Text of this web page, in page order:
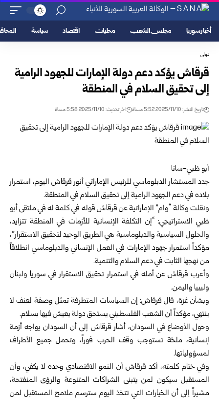
أخبار سوريا مجلس الشعب محليات اقتصاد سياسة
دولي
قرقاش يؤكد دعم دولة الإمارات للجهود الرامية
إلى تحقيق السلام في المنطقة
تاريخ النشر: 2025/11/10 5:52 مساءً اخر تحديث: 2025/11/10 5:58 مساءً
أبو ظبي-سانا
جدد المستشار الدبلوماسي للرئيس الإماراتي أنور قرقاش اليوم، استمرار
بلاده في دعم الجهود الرامية إلى تحقيق السلام في المنطقة.
ونقلت وكالة “وام” الإماراتية عن قرقاش قوله في كلمة له في ملتقى أبو
ظبي الاستراتيجي: “إن التكلفة الإنسانية للأزمات في المنطقة تتزايد،
والحلول السياسية والدبلوماسية هي الطريق الوحيد لتحقيق الاستقرار”،
مؤكداً استمرار جهود الإمارات في العمل الإنساني والدبلوماسي انطلاقاً
من نهجها الثابت في دعم السلام والتنمية.
وأعرب قرقاش عن أمله في استمرار تحقيق الاستقرار في سوريا ولبنان
وليبيا واليمن.
وبشأن غزة، قال قرقاش: إن السياسات المتطرفة تمثل وصفة لعنف لا
ينتهي، مؤكداً أن الشعب الفلسطيني يستحق دولة يعيش فيها بسلام.
وحول الأوضاع في السودان، أشار قرقاش إلى أن السودان يواجه أزمة
إنسانية، ملحّة تستوجب وقف الحرب فوراً، وتحمل جميع الأطراف
لمسؤولياتها.
وفي ختام كلمته، أكد قرقاش أن النمو الاقتصادي وحده لا يكفي، وأن
المستقبل سيكون لمن يتبنى الشراكات المتنوعة والرؤى المنفتحة،
مشيراً إلى أن الخيارات التي تتخذ اليوم سترسم ملامح المستقبل لمن